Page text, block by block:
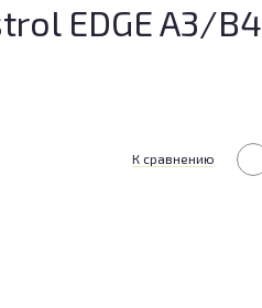
EDGE A3/B4
К сравнению